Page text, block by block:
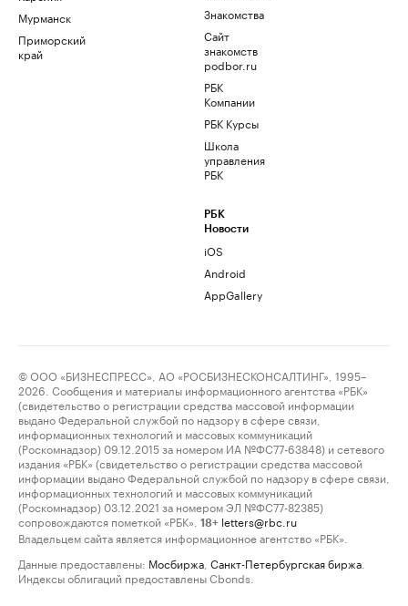
Мурманск
Приморский
край
Знакомства
Сайт
знакомств
podbor.ru
РБК
Компании
РБК Курсы
Школа
управления
РБК
РБК
Новости
iOS
Android
AppGallery
© ООО «БИЗНЕСПРЕСС», АО «РОСБИЗНЕСКОНСАЛТИНГ», 1995–
2026. Сообщения и материалы информационного агентства «РБК»
(свидетельство о регистрации средства массовой информации
выдано Федеральной службой по надзору в сфере связи,
информационных технологий и массовых коммуникаций
(Роскомнадзор) 09.12.2015 за номером ИА №ФС77-63848) и сетевого
издания «РБК» (свидетельство о регистрации средства массовой
информации выдано Федеральной службой по надзору в сфере связи,
информационных технологий и массовых коммуникаций
(Роскомнадзор) 03.12.2021 за номером ЭЛ №ФС77-82385)
сопровождаются пометкой «РБК».
18+ letters@rbc.ru
Владельцем сайта является информационное агентство «РБК».
Данные предоставлены: Мосбиржа Санкт-Петербургская биржа
Индексы облигаций предоставлены Cbonds.